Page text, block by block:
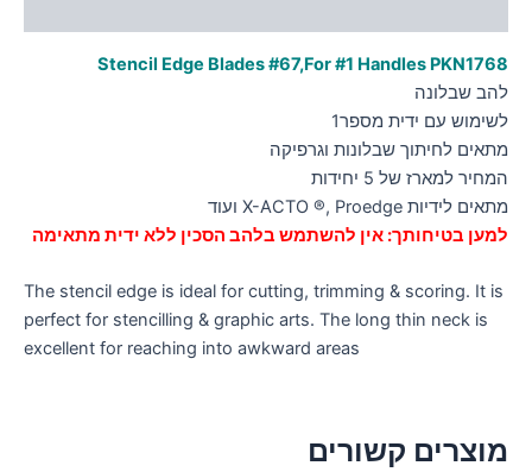
Stencil Edge Blades #67,For #1 Handles PKN1768
להב שבלונה
לשימוש עם ידית מספר1
מתאים לחיתוך שבלונות וגרפיקה
המחיר למארז של 5 יחידות
מתאים לידיות X-ACTO ®, Proedge ועוד
למען בטיחותך: אין להשתמש בלהב הסכין ללא ידית מתאימה
The stencil edge is ideal for cutting, trimming & scoring. It is
perfect for stencilling & graphic arts. The long thin neck is
excellent for reaching into awkward areas
מוצרים קשורים